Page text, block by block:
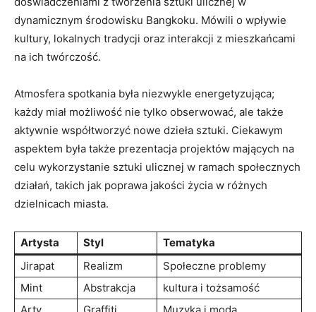
dynamicznym środowisku Bangkoku. Mówili o wpływie
kultury, lokalnych tradycji oraz interakcji z mieszkańcami
na ich twórczość.
Atmosfera spotkania była niezwykle energetyzująca;
każdy miał możliwość nie tylko obserwować, ale także
aktywnie współtworzyć nowe dzieła sztuki. Ciekawym
aspektem była także prezentacja projektów mających na
celu wykorzystanie sztuki ulicznej w ramach społecznych
działań, takich jak poprawa jakości życia w różnych
dzielnicach miasta.
Artysta Styl
Tematyka
Jirapat
Realizm
Społeczne problemy
Mint
Abstrakcja
kultura i tożsamość